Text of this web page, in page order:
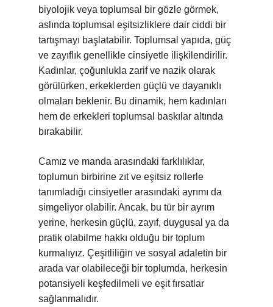
biyolojik veya toplumsal bir gözle görmek,
aslında toplumsal eşitsizliklere dair ciddi bir
tartışmayı başlatabilir. Toplumsal yapıda, güç
ve zayıflık genellikle cinsiyetle ilişkilendirilir.
Kadınlar, çoğunlukla zarif ve nazik olarak
görülürken, erkeklerden güçlü ve dayanıklı
olmaları beklenir. Bu dinamik, hem kadınları
hem de erkekleri toplumsal baskılar altında
bırakabilir.
Camız ve manda arasındaki farklılıklar,
toplumun birbirine zıt ve eşitsiz rollerle
tanımladığı cinsiyetler arasındaki ayrımı da
simgeliyor olabilir. Ancak, bu tür bir ayrım
yerine, herkesin güçlü, zayıf, duygusal ya da
pratik olabilme hakkı olduğu bir toplum
kurmalıyız. Çeşitliliğin ve sosyal adaletin bir
arada var olabileceği bir toplumda, herkesin
potansiyeli keşfedilmeli ve eşit fırsatlar
sağlanmalıdır.